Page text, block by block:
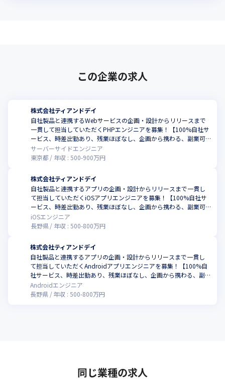
この企業の求人
株式会社ティアンドデイ
自社製品と連携するWebサービスの企画・設計からリリースまで
一貫して担当していただくPHPエンジニアを募集！【100%自社サ
ービス、時差出勤あり、残業ほぼなし、企画から携わる、副業可
(規定あり)、自社内勤務(渋谷)】
サーバーサイドエンジニア
東京都
年収 : 500-900万円
株式会社ティアンドデイ
自社製品と連携するアプリの企画・設計からリリースまで一貫し
て担当していただくiOSアプリエンジニアを募集！【100%自社サ
ービス、時差出勤あり、残業ほぼなし、企画から携わる、副業可
(規定あり)、自社内勤務(松本)】
iOSエンジニア
長野県
年収 : 500-800万円
株式会社ティアンドデイ
自社製品と連携するアプリの企画・設計からリリースまで一貫し
て担当していただくAndroidアプリエンジニアを募集！【100%自
社サービス、時差出勤あり、残業ほぼなし、企画から携わる、副
業可(規定あり)、自社内勤務(松本)】
Androidエンジニア
長野県
年収 :500-800万円
同じ業種の求人